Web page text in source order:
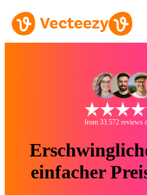
from 33.572 reviews
einfacher